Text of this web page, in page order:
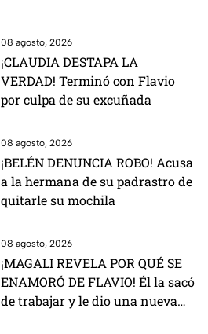
08 agosto, 2026
¡CLAUDIA DESTAPA LA
VERDAD! Terminó con Flavio
por culpa de su excuñada
08 agosto, 2026
¡BELÉN DENUNCIA ROBO! Acusa
a la hermana de su padrastro de
quitarle su mochila
08 agosto, 2026
¡MAGALI REVELA POR QUÉ SE
ENAMORÓ DE FLAVIO! Él la sacó
de trabajar y le dio una nueva